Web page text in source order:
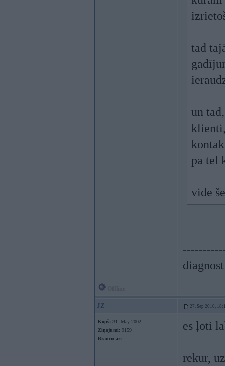
tad
un
pa tel
vide
JZ 27. Sep 2010,
Kopš: 31. May 2002
Ziņojumi: 9159
Braucu ar:
es ļoti
rekur,